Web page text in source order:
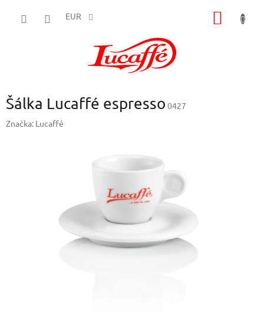
EUR
Šálka Lucaffé espresso 0427
Značka: Lucaffé